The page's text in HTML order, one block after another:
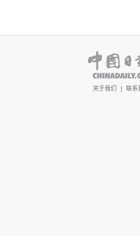
关于我们 | 联系